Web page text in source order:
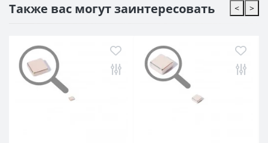
Также вас могут заинтересовать < >